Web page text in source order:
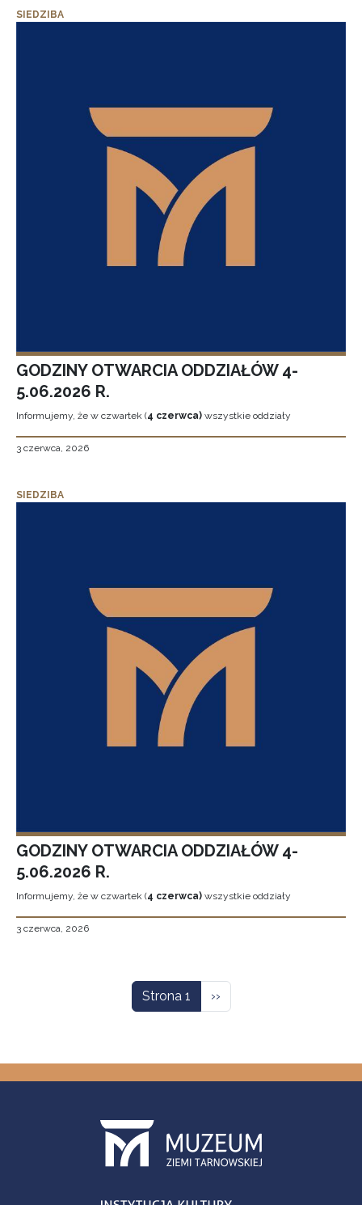
SIEDZIBA
GODZINY OTWARCIA ODDZIAŁÓW 4-
5.06.2026 R.
Informujemy, że w czwartek (4 czerwca) wszystkie oddziały
3 czerwca, 2026
SIEDZIBA
GODZINY OTWARCIA ODDZIAŁÓW 4-
5.06.2026 R.
Informujemy, że w czwartek (4 czerwca) wszystkie oddziały
3 czerwca, 2026
Strona 1 Następna strona
››